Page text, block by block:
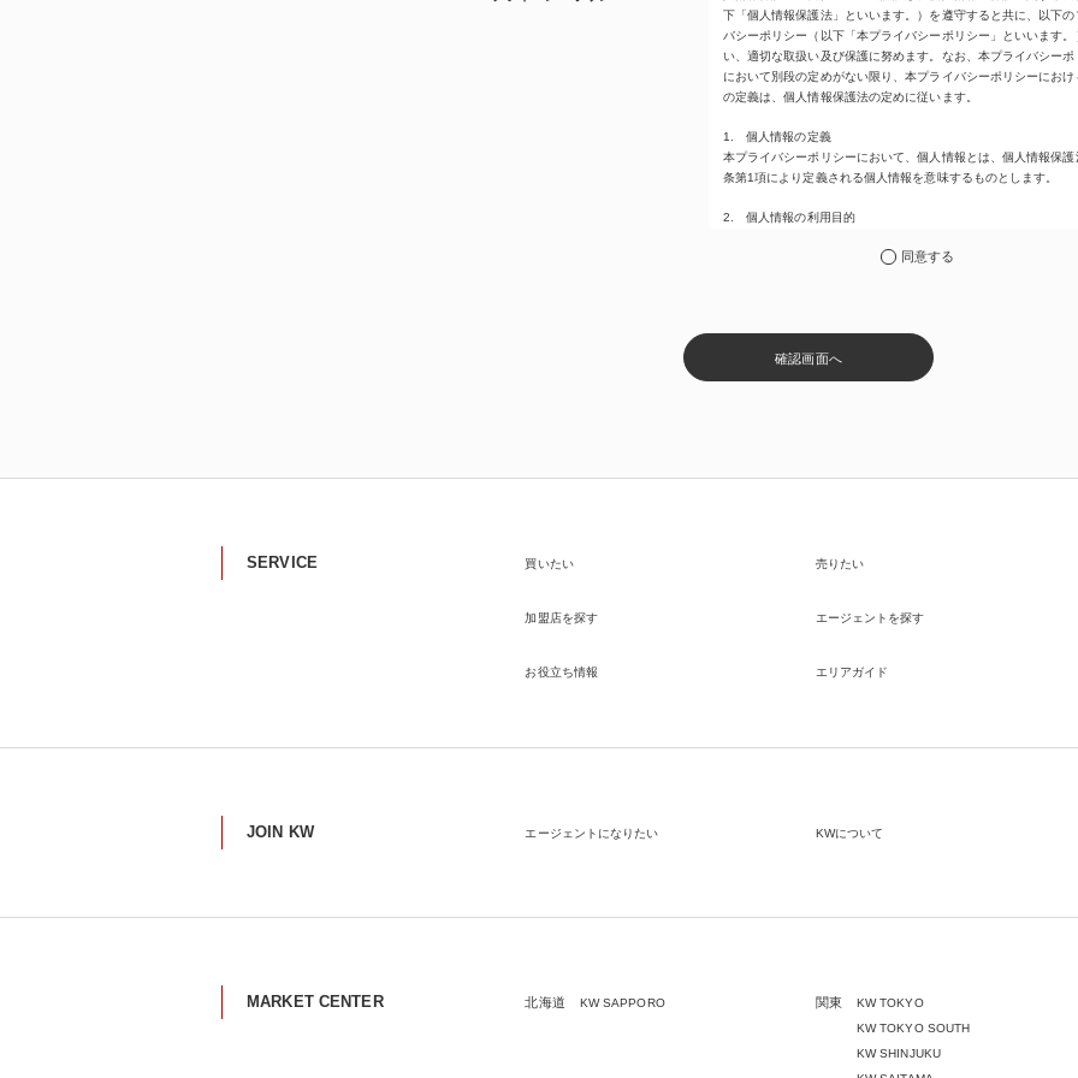
下「個人情報保護法」といいます。）を遵守すると共に、以下の
バシーポリシー（以下「本プライバシーポリシー」といいます。
い、適切な取扱い及び保護に努めます。なお、本プライバシーポ
において別段の定めがない限り、本プライバシーポリシーにおけ
の定義は、個人情報保護法の定めに従います。
1. 個人情報の定義
本プライバシーポリシーにおいて、個人情報とは、個人情報保護
条第1項により定義される個人情報を意味するものとします。
2. 個人情報の利用目的
(1) 「Keller Williams」又は「KW」（Keller Williamsを意味します
(2) 当社サービス及び当社がKWブランドのライセンスを行う対象
る事業者（サブライセンシー。以下「KW加盟店」といいます。
(5) 当社サービスに関する規約等の変更などを通知するため
す。）、②KWブランドを使用する第三者及び③KWブランドを使
(ii)物件情報、及び(iii)KWエージェントに関する情報を含みます。
る個人を意味します。また、顧客に関する情報は、当該顧客に
う事業者のポータルサイト、ウェブ広告、その他インターネット
(12) 当社のサービスを通じて実施された不動産に関する取引の実
(13) その他、上記利用目的に付随する目的のため
同意する
確認画面へ
SERVICE 買いたい 売りたい
加盟店を探す エージェントを探す
お役立ち情報 エリアガイド
JOIN KW エージェントになりたい KWについて
MARKET CENTER 北海道 KW SAPPORO 関東
KW TOKYO
KW TOKYO SOUTH
KW SHINJUKU